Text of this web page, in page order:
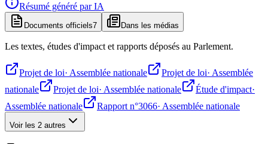
Résumé généré par IA
Documents officiels7 Dans les médias
Les textes, études d'impact et rapports déposés au Parlement.
Projet de loi· Assemblée nationale Projet de loi· Assemblée
nationale
Projet de loi· Assemblée nationale Étude d'impact·
Assemblée nationale
Rapport n°3066· Assemblée nationale
Voir les 2 autres